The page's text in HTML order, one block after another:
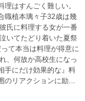
はすんごく難しい。
職植本璃々子32歳は幾
氏に料理する女が一番
いてたどり着いた夏祭
て本当は料理が得意に
、何故か高校生になっ
手にだけ効果的な』料
のリアクションに励ま
すは元彼への復